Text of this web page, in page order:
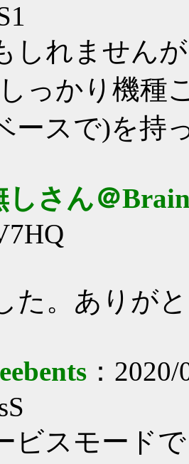
しれませんが
っかり機種
ースで)を持
しさん＠
た。ありが
：
ビスモード